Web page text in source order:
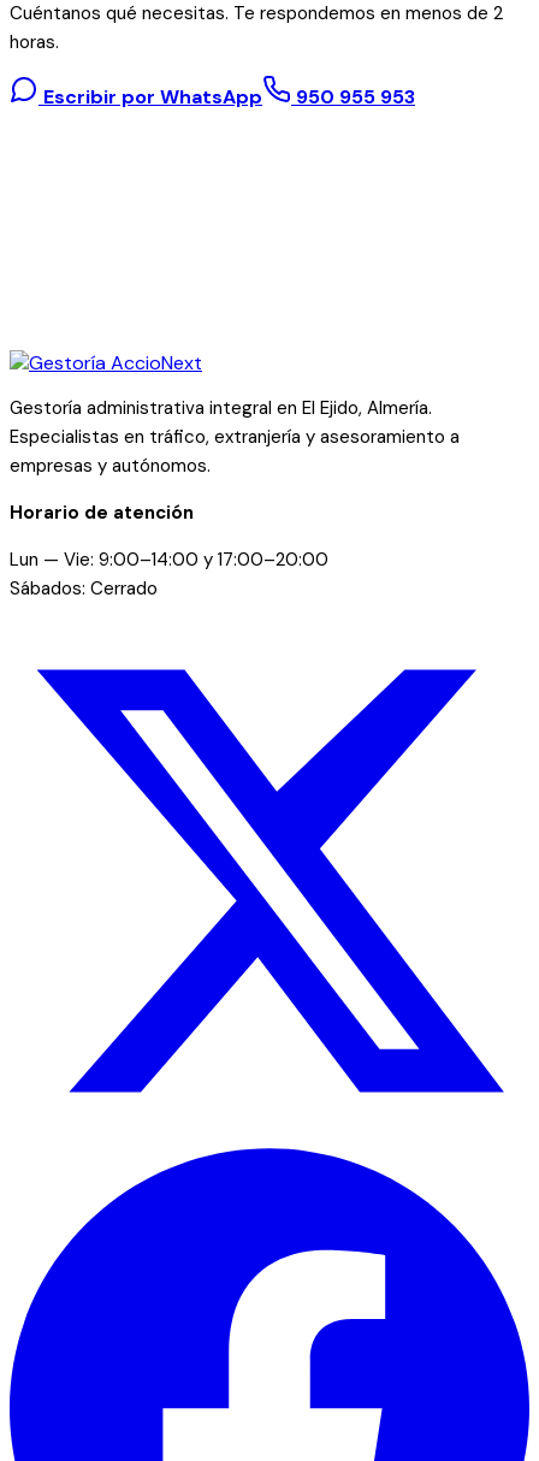
Cuéntanos qué necesitas. Te respondemos en menos de 2
horas.
Escribir por WhatsApp 950 955 953
Gestoría administrativa integral en El Ejido, Almería.
Especialistas en tráfico, extranjería y asesoramiento a
empresas y autónomos.
Horario de atención
Lun — Vie: 9:00–14:00 y 17:00–20:00
Sábados: Cerrado